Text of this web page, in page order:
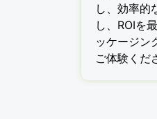
し、効率的
し、ROIを
ッケージン
ご体験くだ